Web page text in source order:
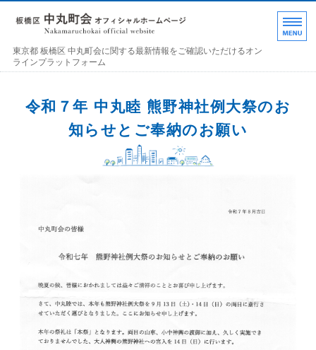
東京都 板橋区 中丸町
東京都 板橋区 中丸町会に関する最新情報をご確認いただけるオン
ラインプラットフォーム
令和７年 中丸睦 熊野神社例大祭のお
知らせとご奉納のお願い